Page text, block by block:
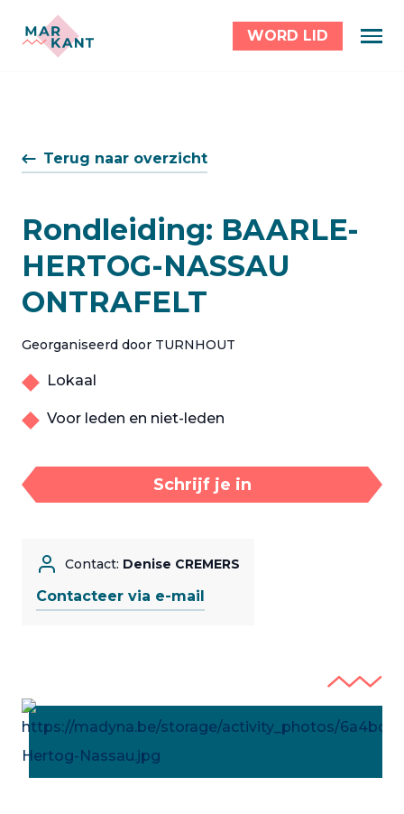
WORD LID
Terug naar overzicht
Rondleiding: BAARLE-
HERTOG-NASSAU
ONTRAFELT
Georganiseerd door TURNHOUT
Lokaal
Voor leden en niet-leden
Schrijf je in
Contact: Denise CREMERS
Contacteer via e-mail